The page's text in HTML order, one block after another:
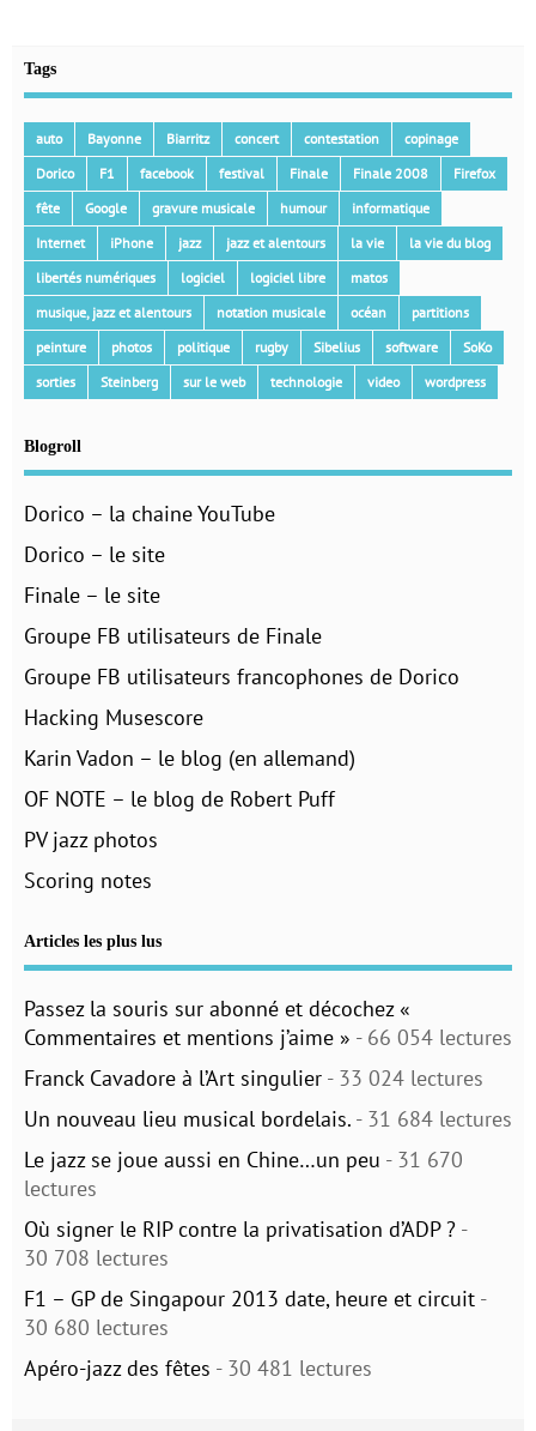
Tags
auto Bayonne Biarritz concert contestation
copinage
Dorico
F1 facebook festival Finale Finale 2008
Firefox
fête
Google gravure musicale humour
informatique
Internet
iPhone jazz jazz et alentours la vie
la vie du blog
libertés numériques
logiciel logiciel libre
matos
musique, jazz et alentours
notation musicale océan
partitions
peinture
photos politique rugby Sibelius software
SoKo
sorties
Steinberg sur le web technologie video wordpress
Blogroll
Dorico – la chaine YouTube
Dorico – le site
Finale – le site
Groupe FB utilisateurs de Finale
Groupe FB utilisateurs francophones de Dorico
Hacking Musescore
Karin Vadon – le blog (en allemand)
OF NOTE – le blog de Robert Puff
PV jazz photos
Scoring notes
Articles les plus lus
Passez la souris sur abonné et décochez «
Commentaires et mentions j’aime » - 66 054 lectures
Franck Cavadore à l’Art singulier - 33 024 lectures
Un nouveau lieu musical bordelais. - 31 684 lectures
Le jazz se joue aussi en Chine…un peu - 31 670
lectures
Où signer le RIP contre la privatisation d’ADP ? -
30 708 lectures
F1 – GP de Singapour 2013 date, heure et circuit -
30 680 lectures
Apéro-jazz des fêtes - 30 481 lectures